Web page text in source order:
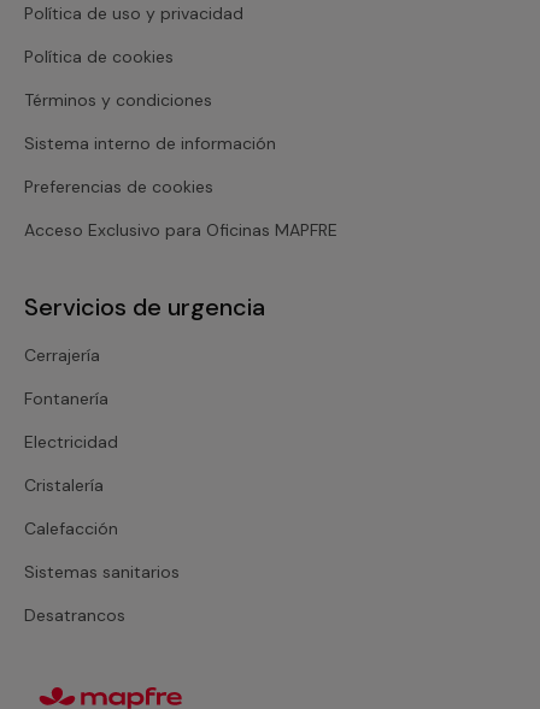
Política de uso y privacidad
Política de cookies
Términos y condiciones
Sistema interno de información
Preferencias de cookies
Acceso Exclusivo para Oficinas MAPFRE
Servicios de urgencia
Cerrajería
Fontanería
Electricidad
Cristalería
Calefacción
Sistemas sanitarios
Desatrancos